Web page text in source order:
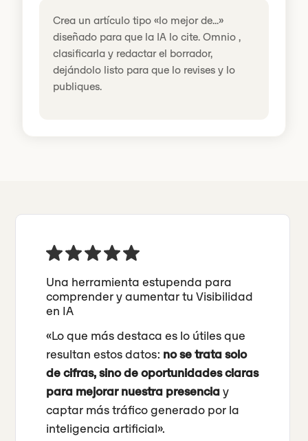
Crea un artículo tipo «lo mejor de...»
diseñado para que la IA lo cite. Omnio ,
clasificarla y redactar el borrador,
dejándolo listo para que lo revises y lo
publiques.
Una herramienta estupenda para
comprender y aumentar tu Visibilidad
en IA
«Lo que más destaca es lo útiles que
resultan estos datos: no se trata solo
de cifras, sino de oportunidades claras
para mejorar nuestra presenciay
captar más tráfico generado por la
inteligencia artificial».